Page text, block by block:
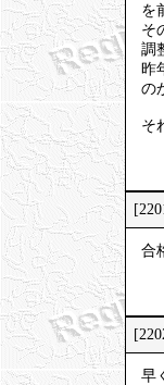
を
そ
調
昨
の
そ
合
早